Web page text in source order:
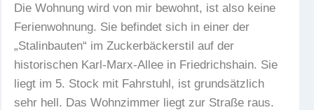
Die Wohnung wird von mir bewohnt, ist also keine
Ferienwohnung. Sie befindet sich in einer der
„Stalinbauten“ im Zuckerbäckerstil auf der
historischen Karl-Marx-Allee in Friedrichshain. Sie
liegt im 5. Stock mit Fahrstuhl, ist grundsätzlich
sehr hell. Das Wohnzimmer liegt zur Straße raus.